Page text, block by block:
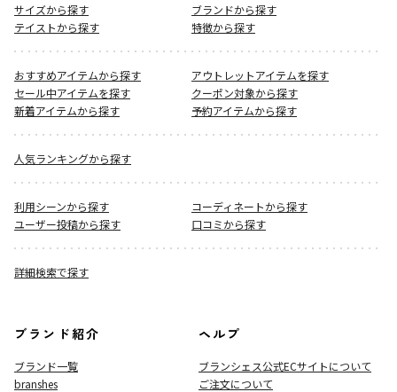
サイズから探す
ブランドから探す
テイストから探す
特徴から探す
おすすめアイテムから探す
アウトレットアイテムを探す
セール中アイテムを探す
クーポン対象から探す
新着アイテムから探す
予約アイテムから探す
人気ランキングから探す
利用シーンから探す
コーディネートから探す
ユーザー投稿から探す
口コミから探す
詳細検索で探す
ブランド紹介
ブランド一覧
branshes
ヘルプ
ブランシェス公式ECサイトについて
ご注文について